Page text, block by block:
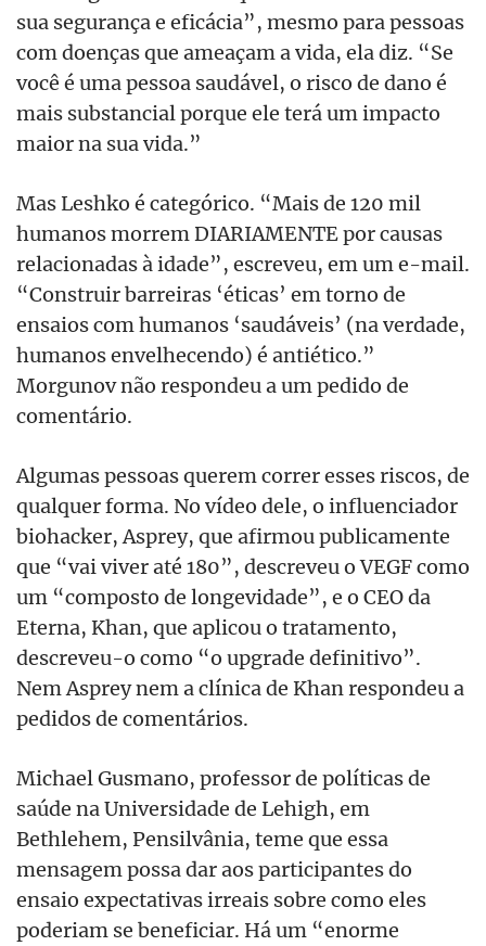
sua segurança e eficácia”, mesmo para pessoas
com doenças que ameaçam a vida, ela diz. “Se
você é uma pessoa saudável, o risco de dano é
mais substancial porque ele terá um impacto
maior na sua vida.”
Mas Leshko é categórico. “Mais de 120 mil
humanos morrem DIARIAMENTE por causas
relacionadas à idade”, escreveu, em um e-mail.
“Construir barreiras ‘éticas’ em torno de
ensaios com humanos ‘saudáveis’ (na verdade,
humanos envelhecendo) é antiético.”
Morgunov não respondeu a um pedido de
comentário.
Algumas pessoas querem correr esses riscos, de
qualquer forma. No vídeo dele, o influenciador
biohacker, Asprey, que afirmou publicamente
que “vai viver até 180”, descreveu o VEGF como
um “composto de longevidade”, e o CEO da
Eterna, Khan, que aplicou o tratamento,
descreveu-o como “o upgrade definitivo”.
Nem Asprey nem a clínica de Khan respondeu a
pedidos de comentários.
Michael Gusmano, professor de políticas de
saúde na Universidade de Lehigh, em
Bethlehem, Pensilvânia, teme que essa
mensagem possa dar aos participantes do
ensaio expectativas irreais sobre como eles
poderiam se beneficiar. Há um “enorme